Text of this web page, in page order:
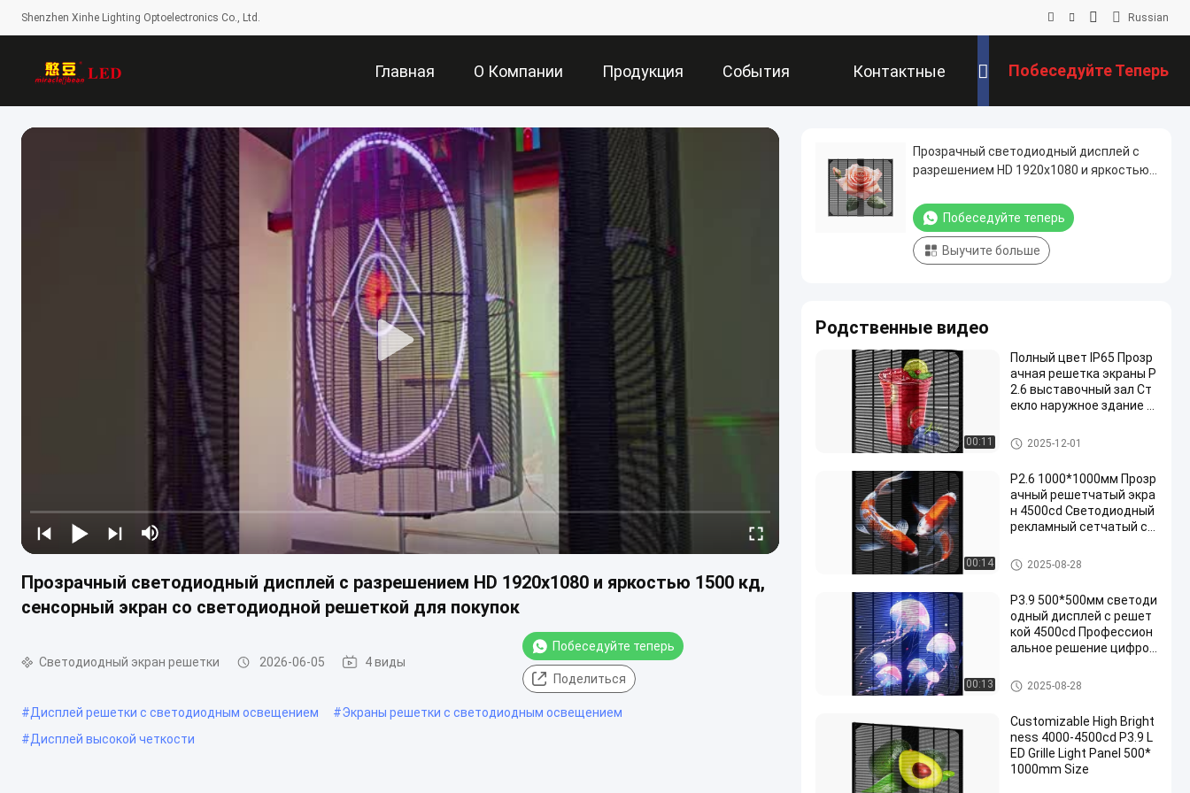
Shenzhen Xinhe Lighting Optoelectronics Co., Ltd. Russian
Главная
Страница
О Компании Продукция События Контактные
Данные
Побеседуйте Теперь
Прозрачный светодиодный дисплей с разрешением HD 1920x1080 и яркостью 1500 кд,
сенсорный экран со светодиодной решеткой для покупок
Светодиодный экран решетки 2026-06-05 4 виды
Побеседуйте теперь
Поделиться
#Дисплей решетки с светодиодным освещением #Экраны решетки с светодиодным освещением
#Дисплей высокой четкости
Прозрачный светодиодный дисплей с
разрешением HD 1920x1080 и яркостью
светодиодной решеткой для покупок
Побеседуйте теперь
Выучите больше
Родственные видео
00:11
Полный цвет IP65 Прозр
ачная решетка экраны P
2.6 выставочный зал Ст
екло наружное здание о
лей
Светодиодный экран решетк
и
2025-12-01
00:14
P2.6 1000*1000мм Прозр
ачный решетчатый экра
н 4500cd Светодиодный
рекламный сетчатый св
н для рекламы
Светодиодный экран решетк
и
2025-08-28
00:13
P3.9 500*500мм светоди
одный дисплей с решет
кой 4500cd Профессион
альное решение цифров
и торговых центров
Светодиодный экран решетк
и
2025-08-28
Customizable High Bright
ness 4000-4500cd P3.9 L
ED Grille Light Panel 500*
1000mm Size